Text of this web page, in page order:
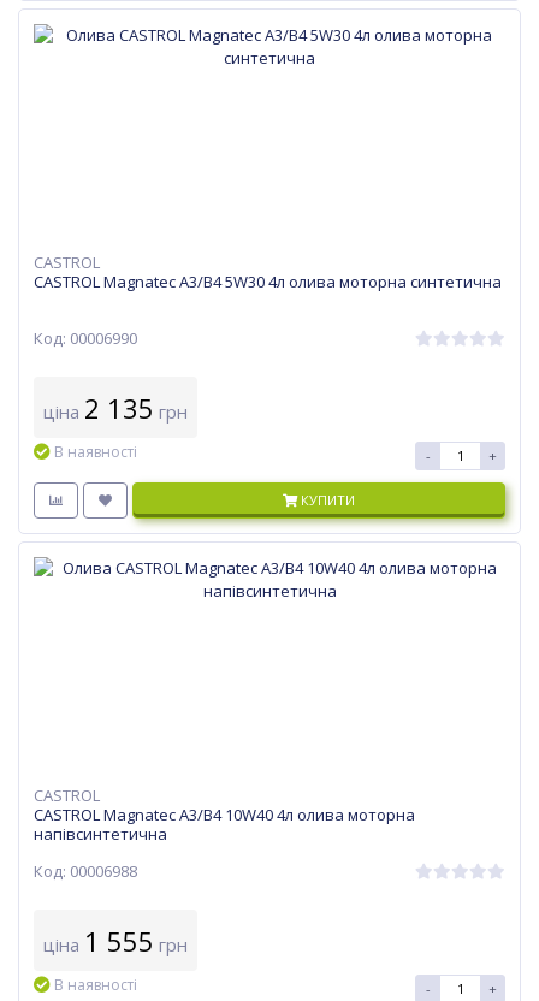
CASTROL
CASTROL Magnatec A3/B4 5W30 4л олива моторна синтетична
Код: 00006990
ціна 2 135 грн
В наявності - +
КУПИТИ
CASTROL
CASTROL Magnatec A3/B4 10W40 4л олива моторна
напівсинтетична
Код: 00006988
ціна 1 555 грн
В наявності - +